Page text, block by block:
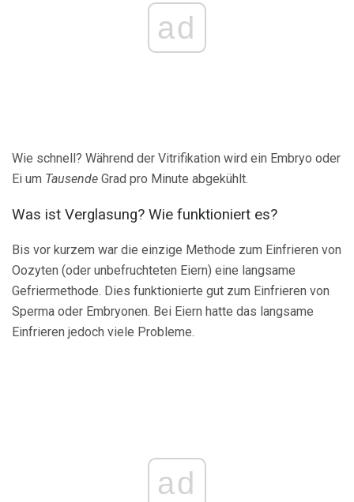
ad
Wie schnell? Während der Vitrifikation wird ein Embryo oder
Ei um Tausende Grad pro Minute abgekühlt.
Was ist Verglasung? Wie funktioniert es?
Bis vor kurzem war die einzige Methode zum Einfrieren von
Oozyten (oder unbefruchteten Eiern) eine langsame
Gefriermethode. Dies funktionierte gut zum Einfrieren von
Sperma oder Embryonen. Bei Eiern hatte das langsame
Einfrieren jedoch viele Probleme.
ad